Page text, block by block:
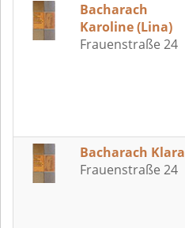
Bacharach
Karoline (Lina)
Frauenstraße 24
Bacharach Klara
Frauenstraße 24